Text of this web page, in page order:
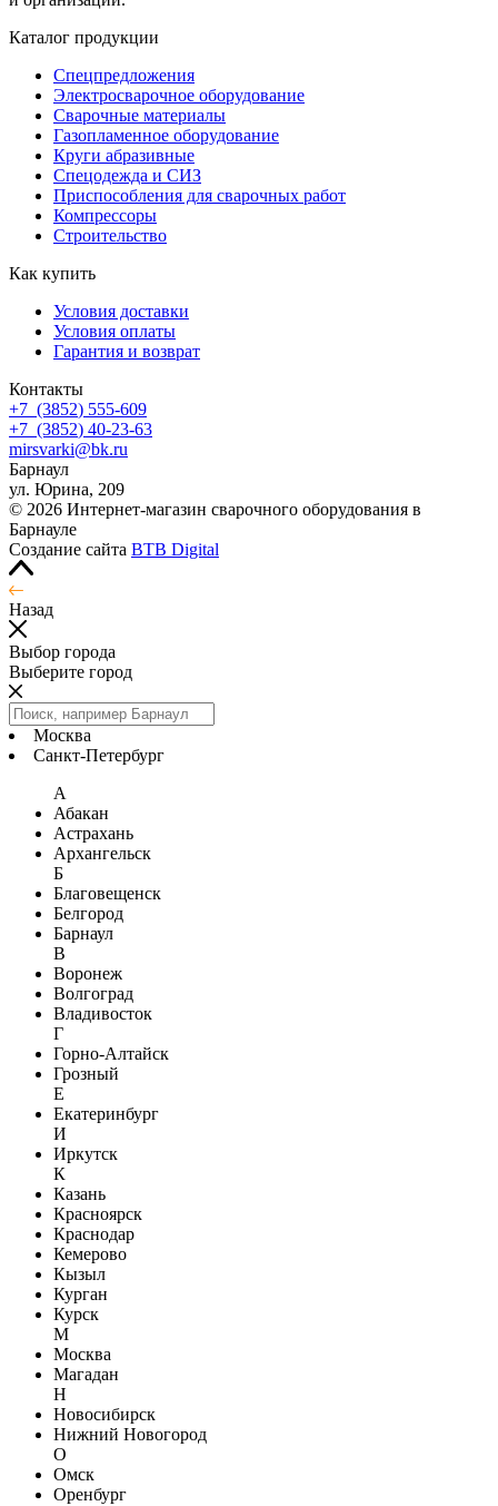
Каталог продукции
Спецпредложения
Электросварочное оборудование
Сварочные материалы
Газопламенное оборудование
Круги абразивные
Спецодежда и СИЗ
Приспособления для сварочных работ
Компрессоры
Строительство
Как купить
Условия доставки
Условия оплаты
Гарантия и возврат
Контакты
+7 (3852) 555-609
+7 (3852) 40-23-63
mirsvarki@bk.ru
Барнаул
ул. Юрина, 209
© 2026 Интернет-магазин сварочного оборудования в
Барнауле
Создание сайта BTB Digital
Назад
Выбор города
Выберите город
Москва
Санкт-Петербург
А
Абакан
Астрахань
Архангельск
Б
Благовещенск
Белгород
Барнаул
В
Воронеж
Волгоград
Владивосток
Г
Горно-Алтайск
Грозный
Е
Екатеринбург
И
Иркутск
К
Казань
Красноярск
Краснодар
Кемерово
Кызыл
Курган
Курск
М
Москва
Магадан
Н
Новосибирск
Нижний Новогород
О
Омск
Оренбург